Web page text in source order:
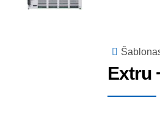
Extru